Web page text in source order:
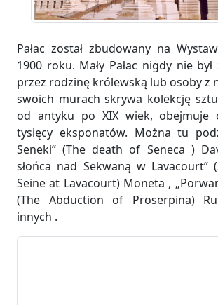
Pałac został zbudowany na
1900 roku. Mały Pałac nigdy nie
przez rodzinę królewską lub osoby z
swoich murach skrywa kolekcję
od antyku po XIX wiek, obejmuje
tysięcy eksponatów. Można tu
Seneki” (The death of Seneca )
słońca nad Sekwaną w Lavacourt”
Seine at Lavacourt) Moneta ,
(The Abduction of Proserpina)
innych .